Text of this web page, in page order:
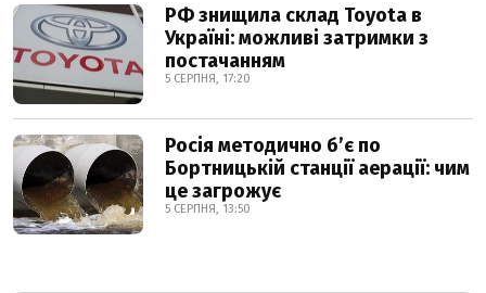
РФ знищила склад Toyota в
Україні: можливі затримки з
постачанням
5 СЕРПНЯ, 17:20
Росія методично б’є по
Бортницькій станції аерації: чим
це загрожує
5 СЕРПНЯ, 13:50